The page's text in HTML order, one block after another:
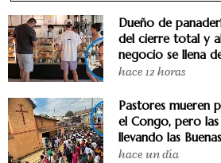
Dueño de
del cierre total y
negocio se llena
hace 12 horas
Pastores mueren
el Congo, pero las
llevando las
hace un día